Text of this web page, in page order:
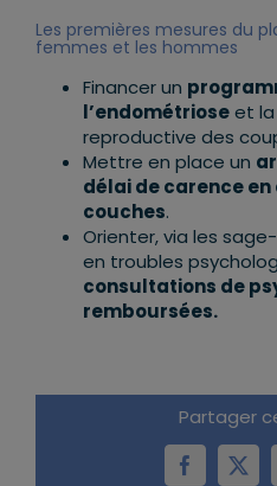
Les premières mesures du
femmes et les hommes
Financer un
l’endométrioseet
reproductive des
Mettre en place un
délai de carence
couches.
Orienter, via les
en troubles
consultations de
remboursées.
Partager
Facebook
X